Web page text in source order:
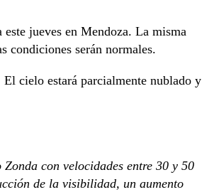
jueves en Mendoza. La misma
condiciones serán normales.
El cielo estará parcialmente nublado y
con velocidades entre 30 y 50
de la visibilidad, un aumento